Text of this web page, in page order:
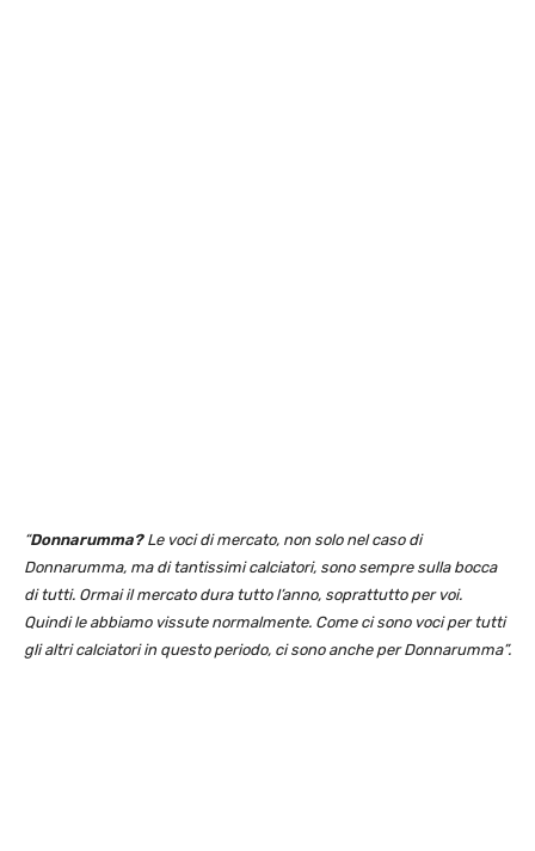
“Donnarumma?Le voci di mercato, non solo nel caso di
Donnarumma, ma di tantissimi calciatori, sono sempre sulla bocca
di tutti. Ormai il mercato dura tutto l’anno, soprattutto per voi.
Quindi le abbiamo vissute normalmente. Come ci sono voci per tutti
gli altri calciatori in questo periodo, ci sono anche per Donnarumma”.